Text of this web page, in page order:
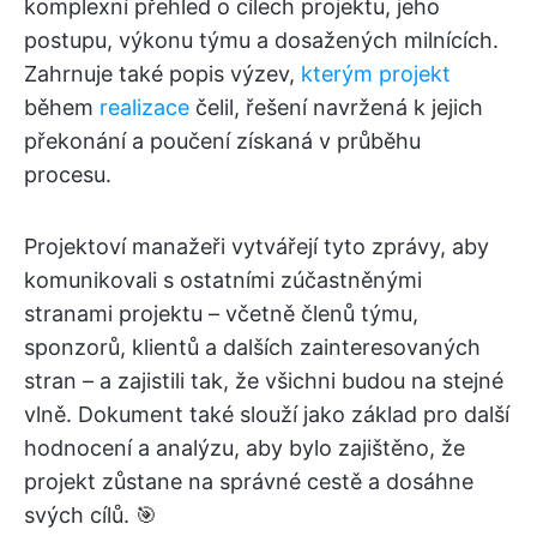
komplexní přehled o cílech projektu, jeho
postupu, výkonu týmu a dosažených milnících.
Zahrnuje také popis výzev, kterým projekt
během realizace čelil, řešení navržená k jejich
překonání a poučení získaná v průběhu
procesu.
Projektoví manažeři vytvářejí tyto zprávy, aby
komunikovali s ostatními zúčastněnými
stranami projektu – včetně členů týmu,
sponzorů, klientů a dalších zainteresovaných
stran – a zajistili tak, že všichni budou na stejné
vlně. Dokument také slouží jako základ pro další
hodnocení a analýzu, aby bylo zajištěno, že
projekt zůstane na správné cestě a dosáhne
svých cílů. 🎯